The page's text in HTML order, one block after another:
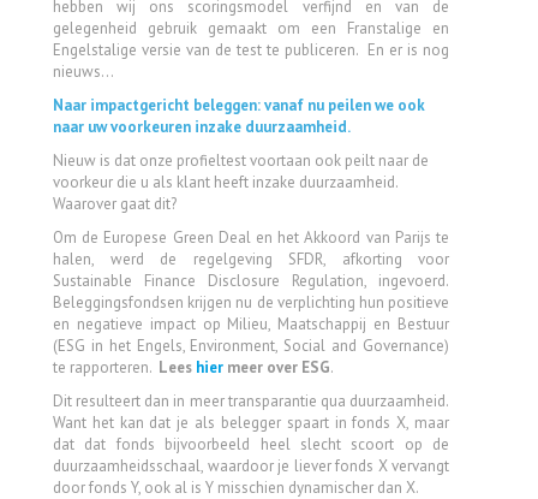
hebben wij ons scoringsmodel verfijnd en van de
gelegenheid gebruik gemaakt om een Franstalige en
Engelstalige versie van de test te publiceren. En er is nog
nieuws...
Naar impactgericht beleggen: vanaf nu peilen we ook
naar uw voorkeuren inzake duurzaamheid.
Nieuw is dat onze profieltest voortaan ook peilt naar de
voorkeur die u als klant heeft inzake duurzaamheid.
Waarover gaat dit?
Om de Europese Green Deal en het Akkoord van Parijs te
halen, werd de regelgeving SFDR, afkorting voor
Sustainable Finance Disclosure Regulation, ingevoerd.
Beleggingsfondsen krijgen nu de verplichting hun positieve
en negatieve impact op Milieu, Maatschappij en Bestuur
(ESG in het Engels, Environment, Social and Governance)
te rapporteren. Lees hier meer over ESG.
Dit resulteert dan in meer transparantie qua duurzaamheid.
Want het kan dat je als belegger spaart in fonds X, maar
dat dat fonds bijvoorbeeld heel slecht scoort op de
duurzaamheidsschaal, waardoor je liever fonds X vervangt
door fonds Y, ook al is Y misschien dynamischer dan X.